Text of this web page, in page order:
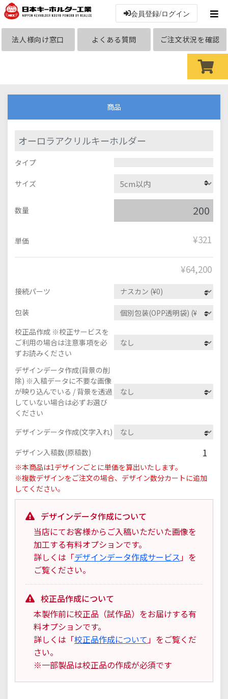
会員登録/ログイン
法人様向け窓口 よくある質問 ご注文状況を確認
商品
オーロラアクリルキーホルダー
タイプ
サイズ
数量
単価 ¥321
¥64,200
接続パーツ
包装
校正品作成 ※校正サービスを
ご利用の場合は注意事項を必
ずお読みください
デザインデータ作成(背景の削
除) ※入稿データに不要な画像
が映り込んでいる / 背景を透過
していない場合は必ずお選び
ください
デザインデータ作成(文字入れ)
デザイン入稿数(原稿数) 1
※本商品は1デザインごとに単価を算出いたします。
※複数デザインをご注文の場合、デザイン数分カートに追加
してください。
デザインデータ作成について
当店にてお客様からご入稿いただいた画像を
加工する有料オプションです。
詳しくは「デザインデータ作成サービス」を
ご覧ください。
校正品作成について
本製作前に校正品（試作品）をお届けする有
料オプションです。
詳しくは「校正品作成について」をご覧くだ
さい。
※一部製品は校正品の作成が必須です